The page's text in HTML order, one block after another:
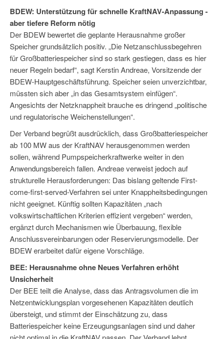
BDEW: Unterstützung für schnelle KraftNAV-Anpassung -
aber tiefere Reform nötig
Der BDEW bewertet die geplante Herausnahme großer
Speicher grundsätzlich positiv. „Die Netzanschlussbegehren
für Großbatteriespeicher sind so stark gestiegen, dass es hier
neuer Regeln bedarf“, sagt Kerstin Andreae, Vorsitzende der
BDEW-Hauptgeschäftsführung. Speicher seien unverzichtbar,
müssten sich aber „in das Gesamtsystem einfügen“.
Angesichts der Netzknappheit brauche es dringend „politische
und regulatorische Weichenstellungen“.
Der Verband begrüßt ausdrücklich, dass Großbatteriespeicher
ab 100 MW aus der KraftNAV herausgenommen werden
sollen, während Pumpspeicherkraftwerke weiter in den
Anwendungsbereich fallen. Andreae verweist jedoch auf
strukturelle Herausforderungen: Das bislang geltende First-
come-first-served-Verfahren sei unter Knappheitsbedingungen
nicht geeignet. Künftig sollten Kapazitäten „nach
volkswirtschaftlichen Kriterien effizient vergeben“ werden,
ergänzt durch Mechanismen wie Überbauung, flexible
Anschlussvereinbarungen oder Reservierungsmodelle. Der
BDEW erarbeitet dafür eigene Vorschläge.
BEE: Herausnahme ohne Neues Verfahren erhöht
Unsicherheit
Der BEE teilt die Analyse, dass das Antragsvolumen die im
Netzentwicklungsplan vorgesehenen Kapazitäten deutlich
übersteigt, und stimmt der Einschätzung zu, dass
Batteriespeicher keine Erzeugungsanlagen sind und daher